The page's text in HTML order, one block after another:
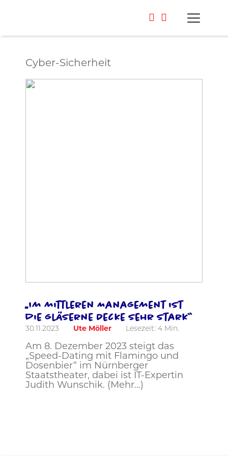
Cyber-Sicherheit
„Im mittleren Management ist
die gläserne Decke sehr stark“
30.11.2023 Ute Möller Lesezeit: 4 Min.
Am 8. Dezember 2023 steigt das
„Speed-Dating mit Flamingo und
Dosenbier“ im Nürnberger
Staatstheater, dabei ist IT-Expertin
Judith Wunschik. (Mehr…)